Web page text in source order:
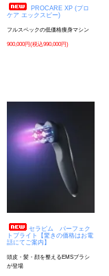
PROCARE XP (プロ
ケア エックスピー)
フルスペックの低価格痩身マシン
900,000円(税込990,000円)
セラピム パーフェク
トブライト【驚きの価格はお電
話にてご案内】
頭皮・髪・顔を整えるEMSブラシ
が登場